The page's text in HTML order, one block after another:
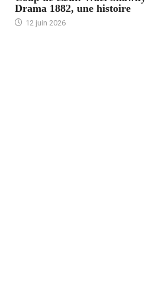
Drama 1882, une histoire
12 juin 2026